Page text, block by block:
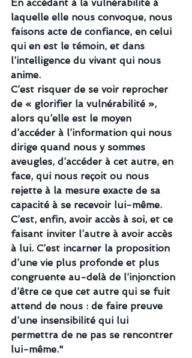
En accédant à la vulnérabilité à
laquelle elle nous convoque, nous
faisons acte de confiance, en celui
qui en est le témoin, et dans
l’intelligence du vivant qui nous
anime.
C’est risquer de se voir reprocher
de « glorifier la vulnérabilité »,
alors qu’elle est le moyen
d’accéder à l’information qui nous
dirige quand nous y sommes
aveugles, d’accéder à cet autre, en
face, qui nous reçoit ou nous
rejette à la mesure exacte de sa
capacité à se recevoir lui-même.
C’est, enfin, avoir accès à soi, et ce
faisant inviter l’autre à avoir accès
à lui. C’est incarner la proposition
d’une vie plus profonde et plus
congruente au-delà de l’injonction
d’être ce que cet autre qui se fuit
attend de nous : de faire preuve
d’une insensibilité qui lui
permettra de ne pas se rencontrer
lui-même."